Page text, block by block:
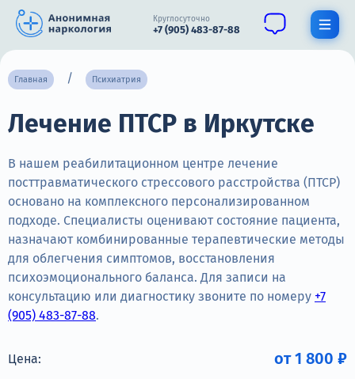
Круглосуточно
+7 (905) 483-87-88
О нас
Алкоголизм
Нарколог
Стационар
Психиатрия
Цены
Терапия
Главная Психиатрия
Лечение ПТСР в Иркутске
В нашем реабилитационном центре лечение
посттравматического стрессового расстройства (ПТСР)
основано на комплексного персонализированном
подходе. Специалисты оценивают состояние пациента,
назначают комбинированные терапевтические методы
для облегчения симптомов, восстановления
психоэмоционального баланса. Для записи на
консультацию или диагностику звоните по номеру +7
(905) 483-87-88.
Цена: от 1 800 ₽